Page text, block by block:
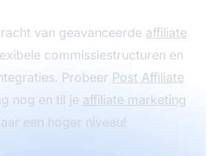
van geavanceerde affiliate
commissiestructuren en
Probeer Post Affiliate
nog en til je affiliate marketing
een hoger niveau!